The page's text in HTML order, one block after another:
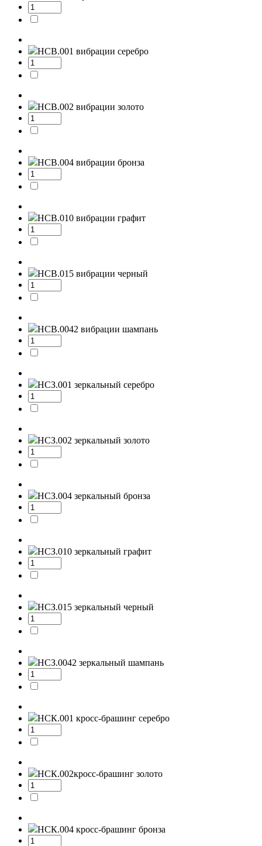
НСВ.001 вибрации серебро
НСВ.002 вибрации золото
НСВ.004 вибрации бронза
НСВ.010 вибрации графит
НСВ.015 вибрации черный
НСВ.0042 вибрации шампань
НСЗ.001 зеркальный серебро
НСЗ.002 зеркальный золото
НСЗ.004 зеркальный бронза
НСЗ.010 зеркальный графит
НСЗ.015 зеркальный черный
НСЗ.0042 зеркальный шампань
НСК.001 кросс-брашинг серебро
НСК.002кросс-брашинг золото
НСК.004 кросс-брашинг бронза